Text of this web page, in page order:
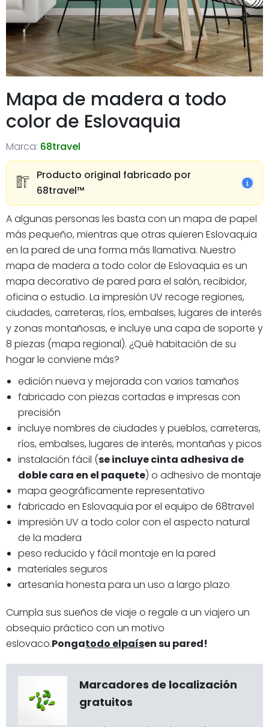
Mapa de madera a todo
color de Eslovaquia
Marca: 68travel
Producto original fabricado por
68travel™️
A algunas personas les basta con un mapa de papel
más pequeño, mientras que otras quieren Eslovaquia
en la pared de una forma más llamativa. Nuestro
mapa de madera a todo color de Eslovaquia es un
mapa decorativo de pared para el salón, recibidor,
oficina o estudio. La impresión UV recoge regiones,
ciudades, carreteras, ríos, embalses, lugares de interés
y zonas montañosas, e incluye una capa de soporte y
8 piezas (mapa regional). ¿Qué habitación de su
hogar le conviene más?
edición nueva y mejorada con varios tamaños
fabricado con piezas cortadas e impresas con
precisión
incluye nombres de ciudades y pueblos, carreteras,
ríos, embalses, lugares de interés, montañas y picos
instalación fácil (se incluye cinta adhesiva de
doble cara en el paquete) o adhesivo de montaje
mapa geográficamente representativo
fabricado en Eslovaquia por el equipo de 68travel
impresión UV a todo color con el aspecto natural
de la madera
peso reducido y fácil montaje en la pared
materiales seguros
artesanía honesta para un uso a largo plazo
Cumpla sus sueños de viaje o regale a un viajero un
obsequio práctico con un motivo
eslovaco.Pongatodo elpaísen su pared!
Marcadores de localización
gratuitos